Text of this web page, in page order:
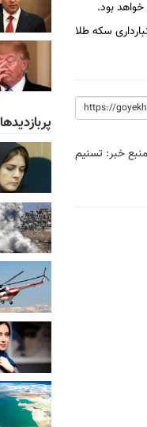
انبارداری سکه طلا
منبع خبر: تسنیم
پربازدیدها